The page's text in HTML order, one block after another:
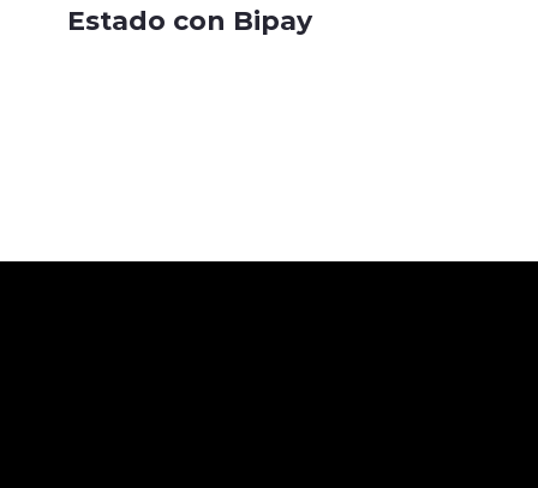
Estado con Bipay